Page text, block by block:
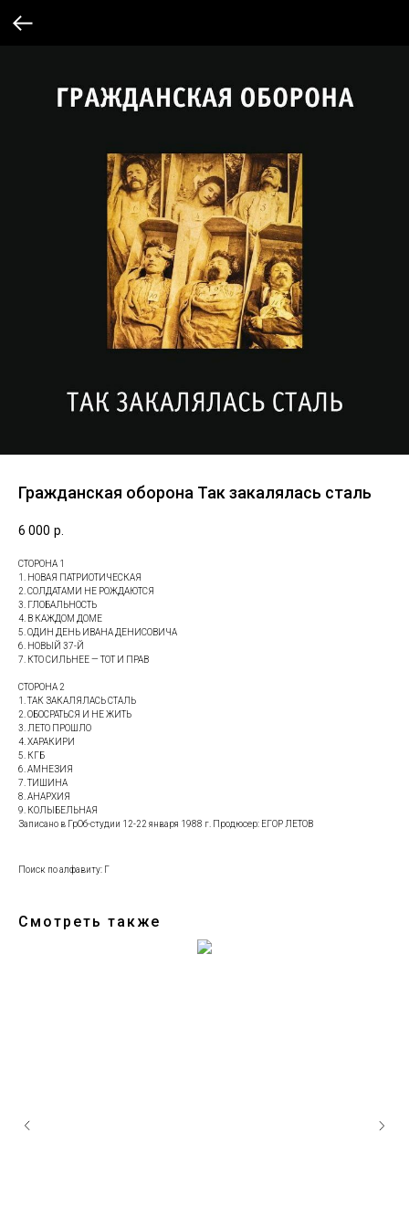
Гражданская оборона Так закалялась сталь
6 000 р.
СТОРОНА 1
1. НОВАЯ ПАТРИОТИЧЕСКАЯ
2. СОЛДАТАМИ НЕ РОЖДАЮТСЯ
3. ГЛОБАЛЬНОСТЬ
4. В КАЖДОМ ДОМЕ
5. ОДИН ДЕНЬ ИВАНА ДЕНИСОВИЧА
6. НОВЫЙ 37-Й
7. КТО СИЛЬНЕЕ — ТОТ И ПРАВ
СТОРОНА 2
1. ТАК ЗАКАЛЯЛАСЬ СТАЛЬ
2. ОБОСРАТЬСЯ И НЕ ЖИТЬ
3. ЛЕТО ПРОШЛО
4. ХАРАКИРИ
5. КГБ
6. АМНЕЗИЯ
7. ТИШИНА
8. АНАРХИЯ
9. КОЛЫБЕЛЬНАЯ
Записано в ГрОб-студии 12-22 января 1988 г. Продюсер: ЕГОР ЛЕТОВ
Поиск по алфавиту: Г
Смотреть также